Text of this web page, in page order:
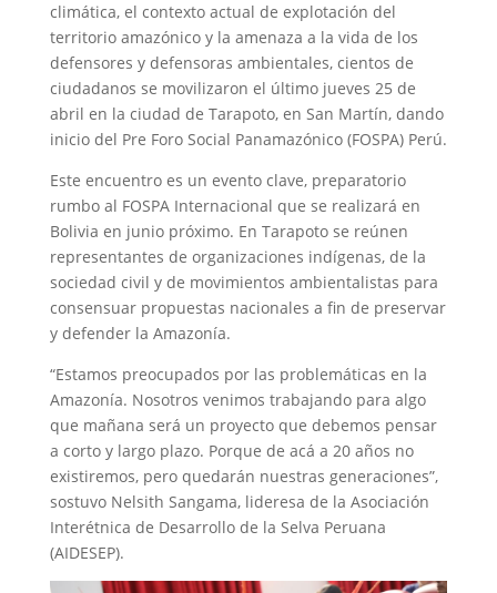
climática, el contexto actual de explotación del
territorio amazónico y la amenaza a la vida de los
defensores y defensoras ambientales, cientos de
ciudadanos se movilizaron el último jueves 25 de
abril en la ciudad de Tarapoto, en San Martín, dando
inicio del Pre Foro Social Panamazónico (FOSPA) Perú.
Este encuentro es un evento clave, preparatorio
rumbo al FOSPA Internacional que se realizará en
Bolivia en junio próximo. En Tarapoto se reúnen
representantes de organizaciones indígenas, de la
sociedad civil y de movimientos ambientalistas para
consensuar propuestas nacionales a fin de preservar
y defender la Amazonía.
“Estamos preocupados por las problemáticas en la
Amazonía. Nosotros venimos trabajando para algo
que mañana será un proyecto que debemos pensar
a corto y largo plazo. Porque de acá a 20 años no
existiremos, pero quedarán nuestras generaciones”,
sostuvo Nelsith Sangama, lideresa de la Asociación
Interétnica de Desarrollo de la Selva Peruana
(AIDESEP).